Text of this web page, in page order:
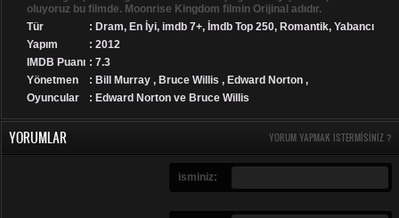
oluyoruz bu filmde. Moonrise Kingdom filmin Orijinal adıdır.
Tür
: Dram, En İyi, imdb 7+, İmdb Top 250, Romantik, Yabancı
Yapım
: 2012
IMDB Puanı : 7.3
Yönetmen
: Bill Murray , Bruce Willis , Edward Norton ,
Oyuncular
: Edward Norton ve Bruce Willis
YORUMLAR YORUM YAPMAK ISTERMISINIZ ?
isminiz: